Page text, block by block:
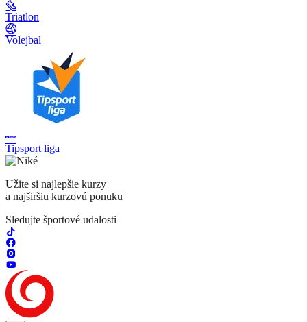
Triatlon
Volejbal
Tipsport liga
Užite si najlepšie kurzy
a najširšiu kurzovú ponuku
Sledujte športové udalosti